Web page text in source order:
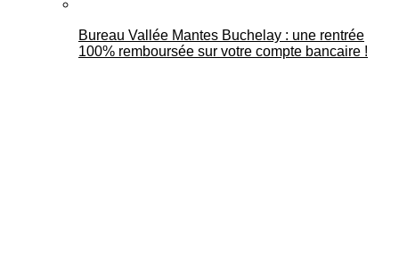
Bureau Vallée Mantes Buchelay : une rentrée
100% remboursée sur votre compte bancaire !